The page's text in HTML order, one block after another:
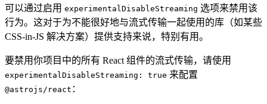
可以通过启用 experimentalDisableStreaming 选项来禁用该
行为。这对于为不能很好地与流式传输一起使用的库（如某些
CSS-in-JS 解决方案）提供支持来说，特别有用。
要禁用你项目中的所有 React 组件的流式传输，请使用
experimentalDisableStreaming: true 来配置
@astrojs/react ：